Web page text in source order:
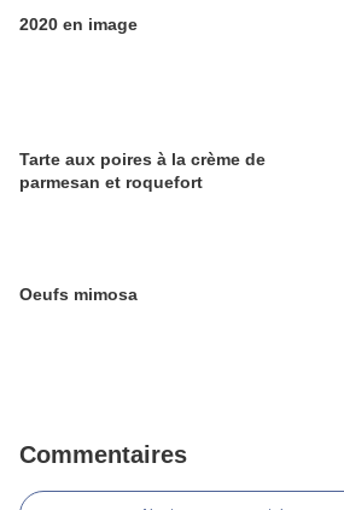
2020 en image
Tarte aux poires à la crème de
parmesan et roquefort
Oeufs mimosa
Commentaires